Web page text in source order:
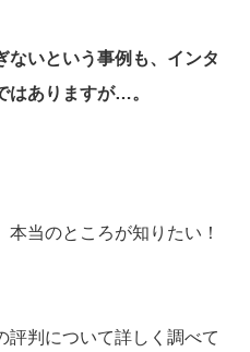
ないという事例も、インタ
はありますが…。
当のところが知りたい！
評判について詳しく調べて